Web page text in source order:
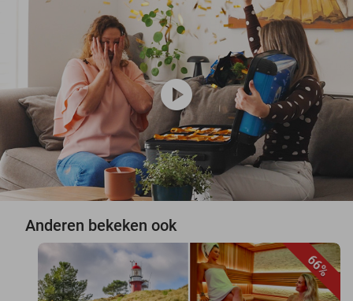
play_circle
Anderen bekeken ook
66%